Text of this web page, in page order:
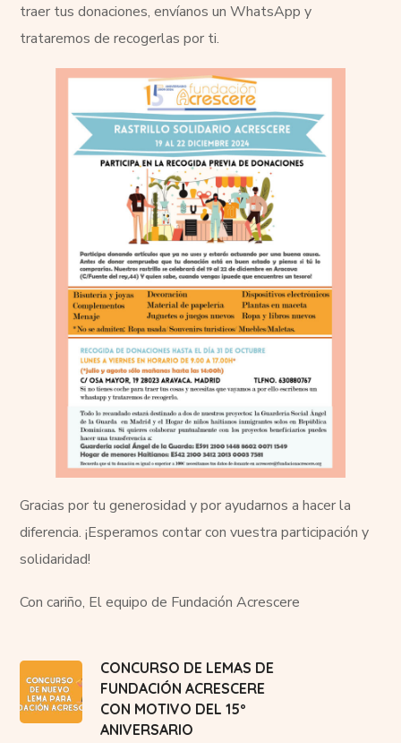
traer tus donaciones, envíanos un WhatsApp y
trataremos de recogerlas por ti.
Gracias por tu generosidad y por ayudarnos a hacer la
diferencia. ¡Esperamos contar con vuestra participación y
solidaridad!
Con cariño, El equipo de Fundación Acrescere
CONCURSO DE LEMAS DE
FUNDACIÓN ACRESCERE
CON MOTIVO DEL 15º
ANIVERSARIO